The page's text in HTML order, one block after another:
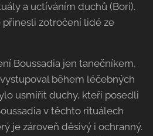
a uctíváním duchů (Bori).
přinesli zotročení lidé ze
Boussadia jen tanečníkem,
během léčebných
usmířit duchy, kteří posedli
v těchto rituálech
je zároveň děsivý i ochranný.